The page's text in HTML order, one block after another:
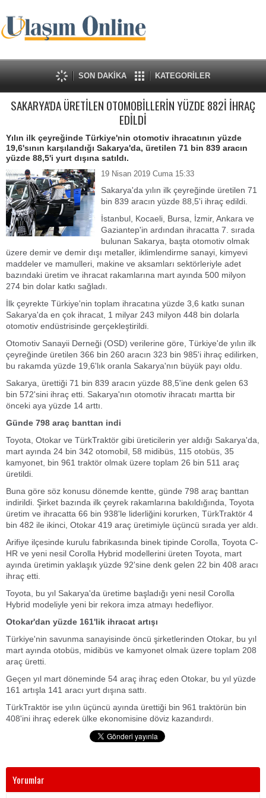
SON DAKİKA KATEGORİLER
SAKARYA'DA ÜRETİLEN OTOMOBİLLERİN YÜZDE 882İ İHRAÇ
EDİLDİ
Yılın ilk çeyreğinde Türkiye'nin otomotiv ihracatının yüzde
19,6'sının karşılandığı Sakarya'da, üretilen 71 bin 839 aracın
yüzde 88,5'i yurt dışına satıldı.
19 Nisan 2019 Cuma 15:33
Sakarya'da yılın ilk çeyreğinde üretilen 71
bin 839 aracın yüzde 88,5'i ihraç edildi.
İstanbul, Kocaeli, Bursa, İzmir, Ankara ve
Gaziantep'in ardından ihracatta 7. sırada
bulunan Sakarya, başta otomotiv olmak
üzere demir ve demir dışı metaller, iklimlendirme sanayi, kimyevi
maddeler ve mamulleri, makine ve aksamları sektörleriyle adet
bazındaki üretim ve ihracat rakamlarına mart ayında 500 milyon
274 bin dolar katkı sağladı.
İlk çeyrekte Türkiye'nin toplam ihracatına yüzde 3,6 katkı sunan
Sakarya'da en çok ihracat, 1 milyar 243 milyon 448 bin dolarla
otomotiv endüstrisinde gerçekleştirildi.
Otomotiv Sanayii Derneği (OSD) verilerine göre, Türkiye'de yılın ilk
çeyreğinde üretilen 366 bin 260 aracın 323 bin 985'i ihraç edilirken,
bu rakamda yüzde 19,6'lık oranla Sakarya'nın büyük payı oldu.
Sakarya, ürettiği 71 bin 839 aracın yüzde 88,5'ine denk gelen 63
bin 572'sini ihraç etti. Sakarya'nın otomotiv ihracatı martta bir
önceki aya yüzde 14 arttı.
Günde 798 araç banttan indi
Toyota, Otokar ve TürkTraktör gibi üreticilerin yer aldığı Sakarya'da,
mart ayında 24 bin 342 otomobil, 58 midibüs, 115 otobüs, 35
kamyonet, bin 961 traktör olmak üzere toplam 26 bin 511 araç
üretildi.
Buna göre söz konusu dönemde kentte, günde 798 araç banttan
indirildi. Şirket bazında ilk çeyrek rakamlarına bakıldığında, Toyota
üretim ve ihracatta 66 bin 938'le liderliğini korurken, TürkTraktör 4
bin 482 ile ikinci, Otokar 419 araç üretimiyle üçüncü sırada yer aldı.
Arifiye ilçesinde kurulu fabrikasında binek tipinde Corolla, Toyota C-
HR ve yeni nesil Corolla Hybrid modellerini üreten Toyota, mart
ayında üretimin yaklaşık yüzde 92'sine denk gelen 22 bin 408 aracı
ihraç etti.
Toyota, bu yıl Sakarya'da üretime başladığı yeni nesil Corolla
Hybrid modeliyle yeni bir rekora imza atmayı hedefliyor.
Otokar'dan yüzde 161'lik ihracat artışı
Türkiye'nin savunma sanayisinde öncü şirketlerinden Otokar, bu yıl
mart ayında otobüs, midibüs ve kamyonet olmak üzere toplam 208
araç üretti.
Geçen yıl mart döneminde 54 araç ihraç eden Otokar, bu yıl yüzde
161 artışla 141 aracı yurt dışına sattı.
TürkTraktör ise yılın üçüncü ayında ürettiği bin 961 traktörün bin
408'ini ihraç ederek ülke ekonomisine döviz kazandırdı.
Yorumlar